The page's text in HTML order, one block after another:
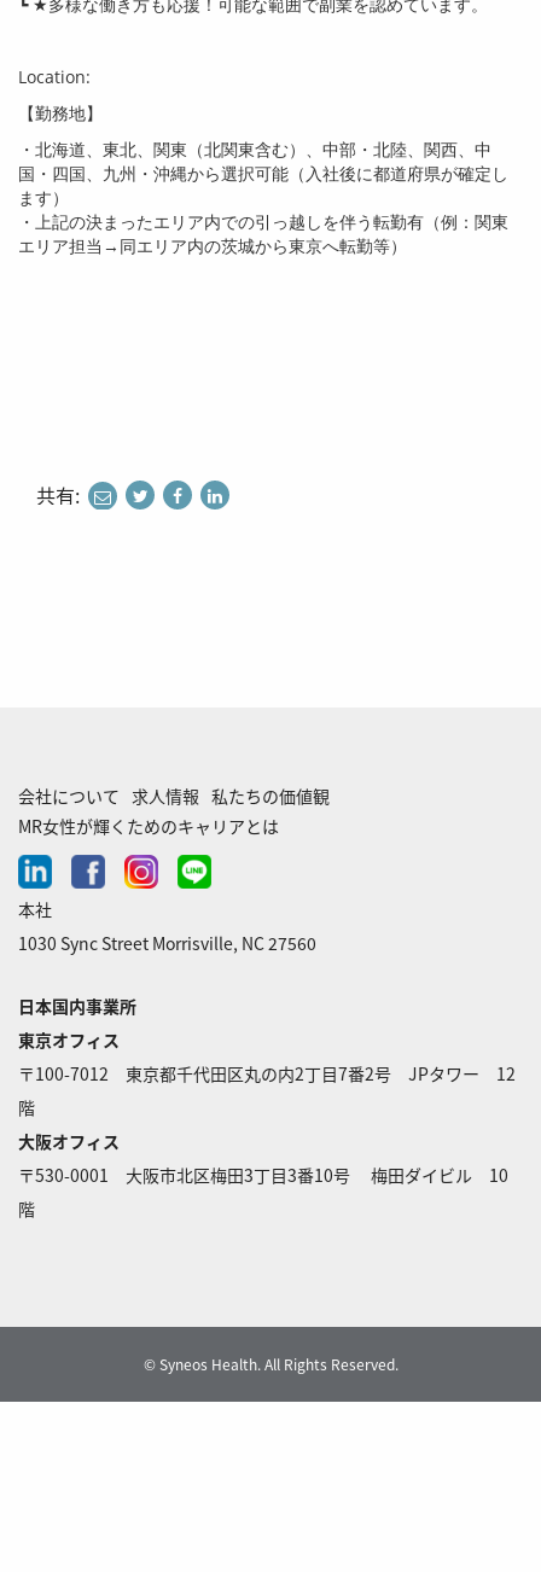
┗ ★多様な働き方も応援！可能な範囲で副業を認めています。
Location:
【勤務地】
・北海道、東北、関東（北関東含む）、中部・北陸、関西、中
国・四国、九州・沖縄から選択可能（入社後に都道府県が確定し
ます）
・上記の決まったエリア内での引っ越しを伴う転勤有（例：関東
エリア担当→同エリア内の茨城から東京へ転勤等）
共有:
shareshareshare
会社について 求人情報 私たちの価値観
MR女性が輝くためのキャリアとは
linkedinfacebookinstagram
line-
本社
1030 Sync Street Morrisville, NC 27560
日本国内事業所
東京オフィス
〒100-7012 東京都千代田区丸の内2丁目7番2号 JPタワー 12
階
大阪オフィス
〒530-0001 大阪市北区梅田3丁目3番10号 梅田ダイビル 10
階
© Syneos Health. All Rights Reserved.